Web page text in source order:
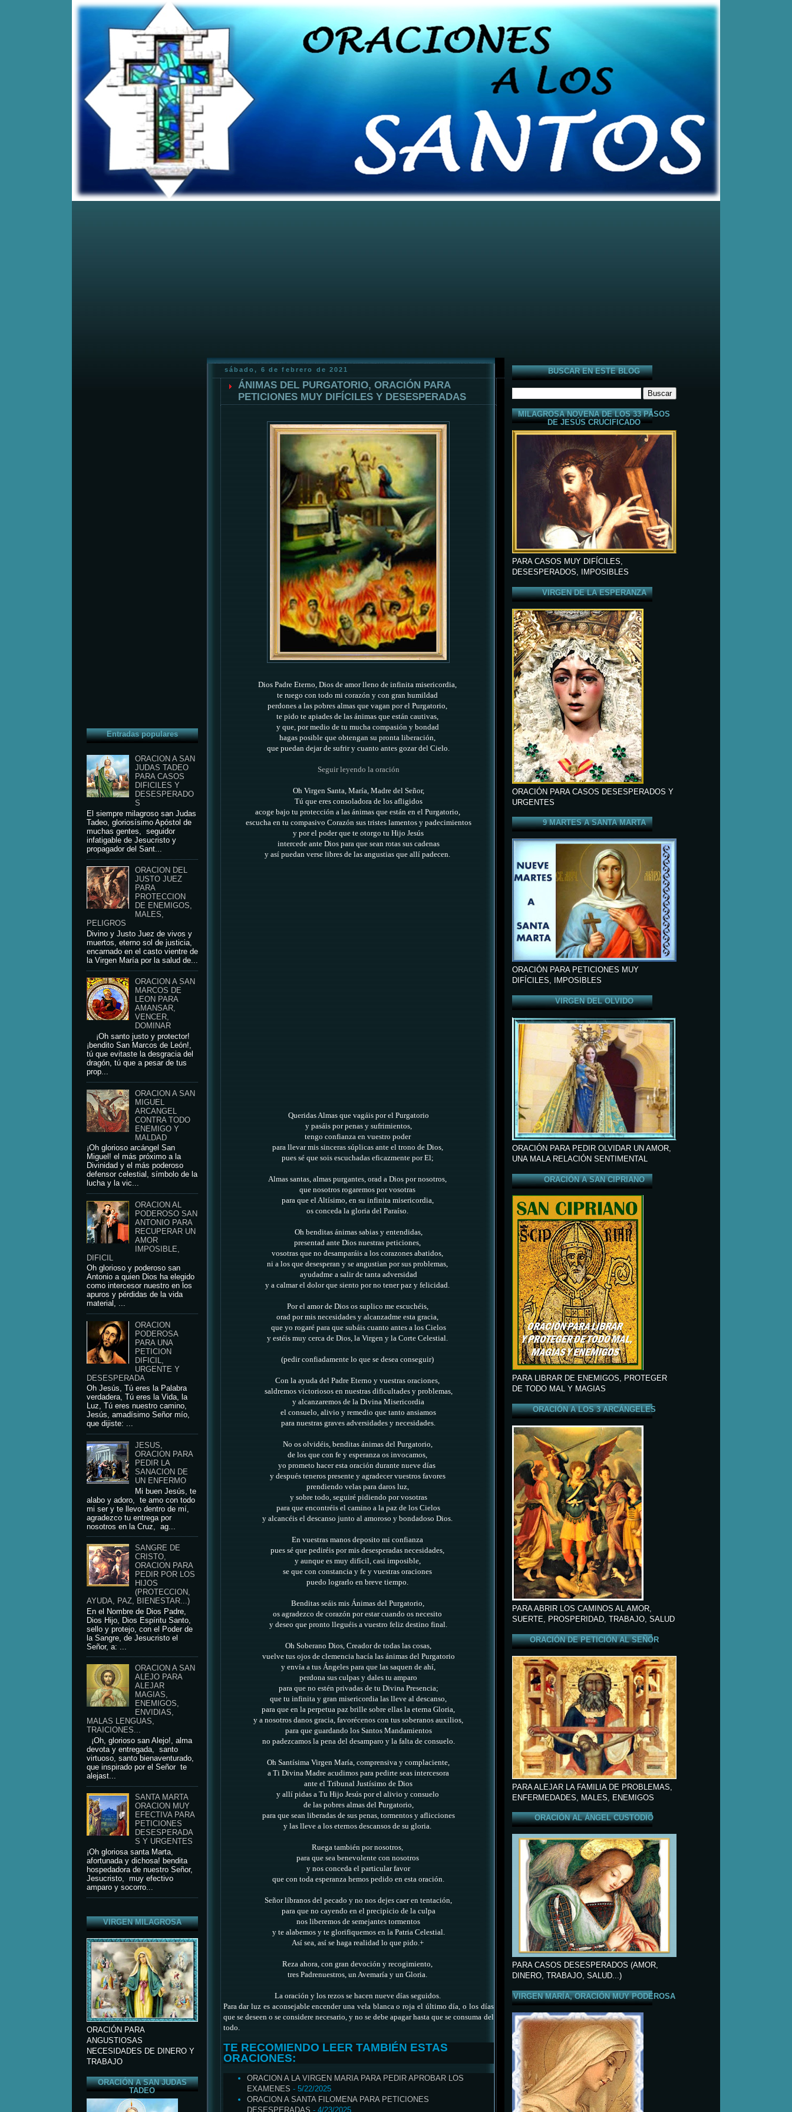
Home Posts RSS Comments RSS
Entradas populares
ORACION A SAN
JUDAS TADEO
PARA CASOS
DIFICILES Y
DESESPERADO
S
El siempre milagroso san Judas
Tadeo, gloriosísimo Apóstol de
muchas gentes, seguidor
infatigable de Jesucristo y
propagador del Sant...
ORACION DEL
JUSTO JUEZ
PARA
PROTECCION
DE ENEMIGOS,
MALES,
PELIGROS
Divino y Justo Juez de vivos y
muertos, eterno sol de justicia,
encarnado en el casto vientre de
la Virgen María por la salud de...
ORACION A SAN
MARCOS DE
LEON PARA
AMANSAR,
VENCER,
DOMINAR
¡Oh santo justo y protector!
¡bendito San Marcos de León!,
tú que evitaste la desgracia del
dragón, tú que a pesar de tus
prop...
ORACION A SAN
MIGUEL
ARCANGEL
CONTRA TODO
ENEMIGO Y
MALDAD
¡Oh glorioso arcángel San
Miguel! el más próximo a la
Divinidad y el más poderoso
defensor celestial, símbolo de la
lucha y la vic...
ORACION AL
PODEROSO SAN
ANTONIO PARA
RECUPERAR UN
AMOR
IMPOSIBLE,
DIFICIL
Oh glorioso y poderoso san
Antonio a quien Dios ha elegido
como intercesor nuestro en los
apuros y pérdidas de la vida
material, ...
ORACION
PODEROSA
PARA UNA
PETICION
DIFICIL,
URGENTE Y
DESESPERADA
Oh Jesús, Tú eres la Palabra
verdadera, Tú eres la Vida, la
Luz, Tú eres nuestro camino,
Jesús, amadísimo Señor mío,
que dijiste: ...
JESUS,
ORACION PARA
PEDIR LA
SANACION DE
UN ENFERMO
Mi buen Jesús, te
alabo y adoro, te amo con todo
mi ser y te llevo dentro de mí,
agradezco tu entrega por
nosotros en la Cruz, ag...
SANGRE DE
CRISTO,
ORACION PARA
PEDIR POR LOS
HIJOS
(PROTECCION,
AYUDA, PAZ, BIENESTAR...)
En el Nombre de Dios Padre,
Dios Hijo, Dios Espíritu Santo,
sello y protejo, con el Poder de
la Sangre, de Jesucristo el
Señor, a: ...
ORACION A SAN
ALEJO PARA
ALEJAR
MAGIAS,
ENEMIGOS,
ENVIDIAS,
MALAS LENGUAS,
TRAICIONES...
¡Oh, glorioso san Alejo!, alma
devota y entregada, santo
virtuoso, santo bienaventurado,
que inspirado por el Señor te
alejast...
SANTA MARTA
ORACION MUY
EFECTIVA PARA
PETICIONES
DESESPERADA
S Y URGENTES
¡Oh gloriosa santa Marta,
afortunada y dichosa! bendita
hospedadora de nuestro Señor,
Jesucristo, muy efectivo
amparo y socorro...
VIRGEN MILAGROSA
ORACIÓN PARA
ANGUSTIOSAS
NECESIDADES DE DINERO Y
TRABAJO
ORACIÓN A SAN JUDAS
TADEO
sábado, 6 de febrero de 2021
ÁNIMAS DEL PURGATORIO, ORACIÓN PARA
PETICIONES MUY DIFÍCILES Y DESESPERADAS
Dios Padre Eterno, Dios de amor lleno de infinita misericordia,
te ruego con todo mi corazón y con gran humildad
perdones a las pobres almas que vagan por el Purgatorio,
te pido te apiades de las ánimas que están cautivas,
y que, por medio de tu mucha compasión y bondad
hagas posible que obtengan su pronta liberación,
que puedan dejar de sufrir y cuanto antes gozar del Cielo.
Seguir leyendo la oración
Oh Virgen Santa, María, Madre del Señor,
Tú que eres consoladora de los afligidos
acoge bajo tu protección a las ánimas que están en el Purgatorio,
escucha en tu compasivo Corazón sus tristes lamentos y padecimientos
y por el poder que te otorgo tu Hijo Jesús
intercede ante Dios para que sean rotas sus cadenas
y así puedan verse libres de las angustias que allí padecen.
Queridas Almas que vagáis por el Purgatorio
y pasáis por penas y sufrimientos,
tengo confianza en vuestro poder
para llevar mis sinceras súplicas ante el trono de Dios,
pues sé que sois escuchadas eficazmente por El;
Almas santas, almas purgantes, orad a Dios por nosotros,
que nosotros rogaremos por vosotras
para que el Altísimo, en su infinita misericordia,
os conceda la gloria del Paraíso.
Oh benditas ánimas sabias y entendidas,
presentad ante Dios nuestras peticiones,
vosotras que no desamparáis a los corazones abatidos,
ni a los que desesperan y se angustian por sus problemas,
ayudadme a salir de tanta adversidad
y a calmar el dolor que siento por no tener paz y felicidad.
Por el amor de Dios os suplico me escuchéis,
orad por mis necesidades y alcanzadme esta gracia,
que yo rogaré para que subáis cuanto antes a los Cielos
y estéis muy cerca de Dios, la Virgen y la Corte Celestial.
(pedir confiadamente lo que se desea conseguir)
Con la ayuda del Padre Eterno y vuestras oraciones,
saldremos victoriosos en nuestras dificultades y problemas,
y alcanzaremos de la Divina Misericordia
el consuelo, alivio y remedio que tanto ansiamos
para nuestras graves adversidades y necesidades.
No os olvidéis, benditas ánimas del Purgatorio,
de los que con fe y esperanza os invocamos,
yo prometo hacer esta oración durante nueve días
y después teneros presente y agradecer vuestros favores
prendiendo velas para daros luz,
y sobre todo, seguiré pidiendo por vosotras
para que encontréis el camino a la paz de los Cielos
y alcancéis el descanso junto al amoroso y bondadoso Dios.
En vuestras manos deposito mi confianza
pues sé que pediréis por mis desesperadas necesidades,
y aunque es muy difícil, casi imposible,
se que con constancia y fe y vuestras oraciones
puedo lograrlo en breve tiempo.
Benditas seáis mis Ánimas del Purgatorio,
os agradezco de corazón por estar cuando os necesito
y deseo que pronto lleguéis a vuestro feliz destino final.
Oh Soberano Dios, Creador de todas las cosas,
vuelve tus ojos de clemencia hacía las ánimas del Purgatorio
y envía a tus Ángeles para que las saquen de ahí,
perdona sus culpas y dales tu amparo
para que no estén privadas de tu Divina Presencia;
que tu infinita y gran misericordia las lleve al descanso,
para que en la perpetua paz brille sobre ellas la eterna Gloria,
y a nosotros danos gracia, favorécenos con tus soberanos auxilios,
para que guardando los Santos Mandamientos
no padezcamos la pena del desamparo y la falta de consuelo.
Oh Santísima Virgen María, comprensiva y complaciente,
a Ti Divina Madre acudimos para pedirte seas intercesora
ante el Tribunal Justísimo de Dios
y allí pidas a Tu Hijo Jesús por el alivio y consuelo
de las pobres almas del Purgatorio,
para que sean liberadas de sus penas, tormentos y aflicciones
y las lleve a los eternos descansos de su gloria.
Ruega también por nosotros,
para que sea benevolente con nosotros
y nos conceda el particular favor
que con toda esperanza hemos pedido en esta oración.
Señor líbranos del pecado y no nos dejes caer en tentación,
para que no cayendo en el precipicio de la culpa
nos liberemos de semejantes tormentos
y te alabemos y te glorifiquemos en la Patria Celestial.
Así sea, así se haga realidad lo que pido.+
Reza ahora, con gran devoción y recogimiento,
tres Padrenuestros, un Avemaría y un Gloria.
La oración y los rezos se hacen nueve días seguidos.
Para dar luz es aconsejable encender una vela blanca o roja el último día, o los días
que se deseen o se considere necesario, y no se debe apagar hasta que se consuma del
todo.
TE RECOMIENDO LEER TAMBIÉN ESTAS
ORACIONES:
ORACION A LA VIRGEN MARIA PARA PEDIR APROBAR LOS
EXAMENES - 5/22/2025
ORACION A SANTA FILOMENA PARA PETICIONES
DESESPERADAS - 4/23/2025
BUSCAR EN ESTE BLOG
MILAGROSA NOVENA DE LOS 33 PASOS
DE JESÚS CRUCIFICADO
PARA CASOS MUY DIFÍCILES,
DESESPERADOS, IMPOSIBLES
VIRGEN DE LA ESPERANZA
ORACIÓN PARA CASOS DESESPERADOS Y
URGENTES
9 MARTES A SANTA MARTA
ORACIÓN PARA PETICIONES MUY
DIFÍCILES, IMPOSIBLES
VIRGEN DEL OLVIDO
ORACIÓN PARA PEDIR OLVIDAR UN AMOR,
UNA MALA RELACIÓN SENTIMENTAL
ORACIÓN A SAN CIPRIANO
PARA LIBRAR DE ENEMIGOS, PROTEGER
DE TODO MAL Y MAGIAS
ORACIÓN A LOS 3 ARCÁNGELES
PARA ABRIR LOS CAMINOS AL AMOR,
SUERTE, PROSPERIDAD, TRABAJO, SALUD
ORACIÓN DE PETICIÓN AL SEÑOR
PARA ALEJAR LA FAMILIA DE PROBLEMAS,
ENFERMEDADES, MALES, ENEMIGOS
ORACIÓN AL ÁNGEL CUSTODIO
PARA CASOS DESESPERADOS (AMOR,
DINERO, TRABAJO, SALUD...)
VIRGEN MARÍA, ORACIÓN MUY PODEROSA